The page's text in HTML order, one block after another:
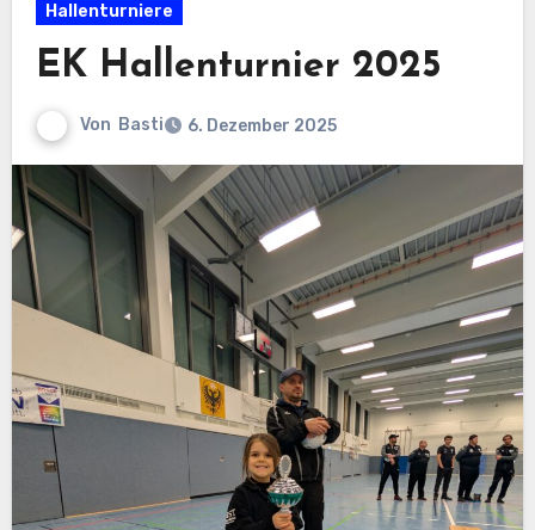
Hallenturniere
EK Hallenturnier 2025
Von Basti 6. Dezember 2025